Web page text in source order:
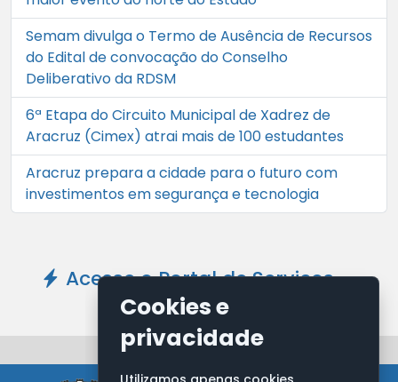
Semam divulga o Termo de Ausência de Recursos
do Edital de convocação do Conselho
Deliberativo da RDSM
6ª Etapa do Circuito Municipal de Xadrez de
Aracruz (Cimex) atrai mais de 100 estudantes
Aracruz prepara a cidade para o futuro com
investimentos em segurança e tecnologia
Acesse o Portal de Serviços -
Clique Aqui
Cookies e
privacidade